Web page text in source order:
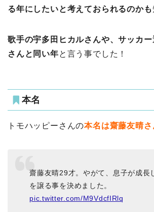
る年にしたいと考えておられるのかも
歌手の宇多田ヒカルさんや、サッカ
さんと同い年と言う事でした！
本名
トモハッピーさんの本名は齋藤友晴さ
齋藤友晴29才。やがて、息子が成長
を譲る事を決めました。
pic.twitter.com/M9VdcfIRlq